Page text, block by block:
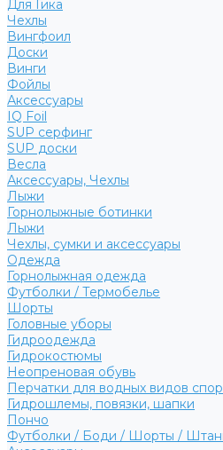
Для Гика
Чехлы
Вингфоил
Доски
Винги
Фойлы
Аксессуары
IQ Foil
SUP серфинг
SUP доски
Весла
Аксессуары, Чехлы
Лыжи
Горнолыжные ботинки
Лыжи
Чехлы, сумки и аксессуары
Одежда
Горнолыжная одежда
Футболки / Термобелье
Шорты
Головные уборы
Гидроодежда
Гидрокостюмы
Неопреновая обувь
Перчатки для водных видов
Гидрошлемы, повязки, шапки
Пончо
Футболки / Боди / Шорты /